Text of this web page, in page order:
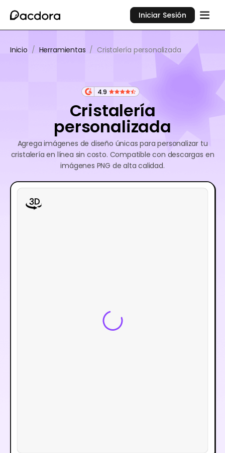
Iniciar Sesión
Inicio / Herramientas / Cristalería personalizada
4.9
Cristalería
personalizada
Agrega imágenes de diseño únicas para personalizar tu
cristalería en línea sin costo. Compatible con descargas en
imágenes PNG de alta calidad.